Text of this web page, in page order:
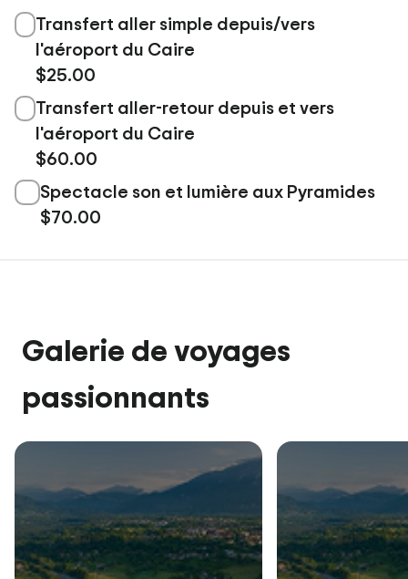
Transfert aller simple depuis/vers
l'aéroport du Caire
$25.00
Transfert aller-retour depuis et vers
l'aéroport du Caire
$60.00
Spectacle son et lumière aux Pyramides
$70.00
Galerie de voyages
passionnants